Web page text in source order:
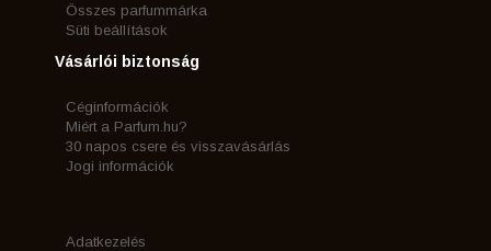
Összes parfummárka
Süti beállítások
Vásárlói biztonság
Céginformációk
Miért a Parfum.hu?
30 napos csere és visszavásárlás
Jogi információk
Adatkezelés